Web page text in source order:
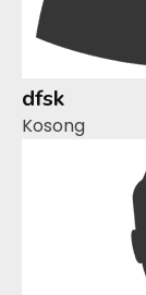
dfsk
Kosong